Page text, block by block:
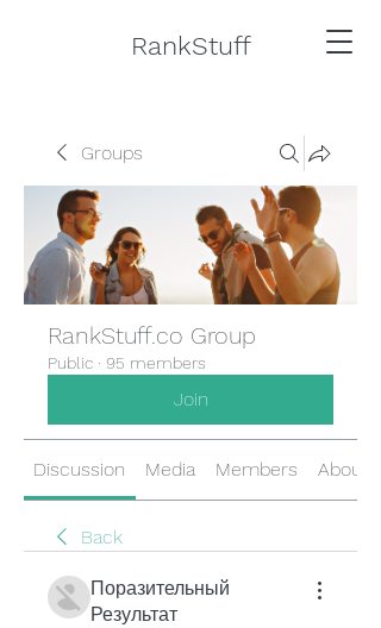
RankStuff
Groups
RankStuff.co Group
Public · 95 members
Join
Discussion Media Members About
Back
Поразительный
Результат